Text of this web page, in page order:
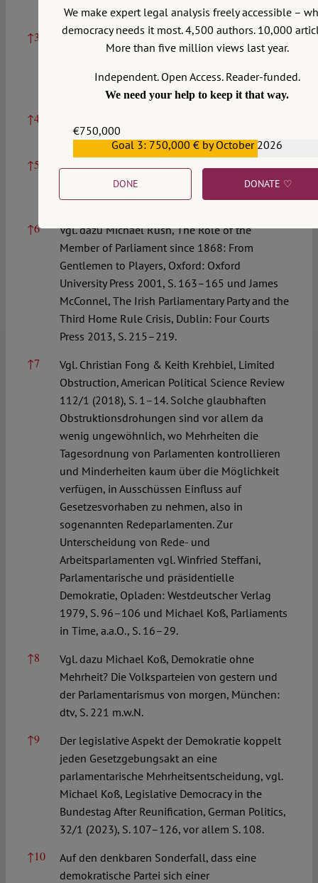
S. 515–31, hier S. 523.
↑3
Vgl. Joseph Bücker, Report on the Obstruction
of Parliamentary Proceedings’, Constitutional
and Parliamentary Information 158 (1989), S.
243–264, hier S. 244.
↑4
245.
↑5
Vgl. Steven Levitsky & Daniel Ziblatt, How
Democracies Die, New York: Crown 2018, S.
102–111.
↑6
Vgl. dazu Michael Rush, The Role of the
Member of Parliament since 1868: From
Gentlemen to Players, Oxford: Oxford
University Press 2001, S. 163–165 und James
McConnel, The Irish Parliamentary Party and the
Third Home Rule Crisis, Dublin: Four Courts
Press 2013, S. 215–219.
↑7
Vgl. Christian Fong & Keith Krehbiel, Limited
Obstruction, American Political Science Review
112/1 (2018), S. 1–14. Solche glaubhaften
Obstruktionsdrohungen sind vor allem da
wenig ungewöhnlich, wo Mehrheiten die
Tagesordnung von Parlamenten kontrollieren
und Minderheiten kaum über die Möglichkeit
verfügen, in Ausschüssen Einfluss auf
Gesetzesvorhaben zu nehmen, also in
sogenannten Redeparlamenten. Zur
Unterscheidung von Rede- und
Arbeitsparlamenten vgl. Winfried Steffani,
Parlamentarische und präsidentielle
Demokratie, Opladen: Westdeutscher Verlag
1979, S. 96–106 und Michael Koß, Parliaments
in Time, a.a.O., S. 16–29.
↑8
Vgl. dazu Michael Koß, Demokratie ohne
Mehrheit? Die Volksparteien von gestern und
der Parlamentarismus von morgen, München:
dtv, S. 221 m.w.N.
↑9
Der legislative Aspekt der Demokratie koppelt
jeden Gesetzgebungsakt an eine
parlamentarische Mehrheitsentscheidung, vgl.
Michael Koß, Legislative Democracy in the
Bundestag After Reunification, German Politics,
32/1 (2023), S. 107–126, vor allem S. 108.
↑10
Auf den denkbaren Sonderfall, dass eine
demokratische Partei sich einer
We make expert legal analysis freely accessible –
democracy needs it most. 4,500 authors. 10,000
More than five million views last year.
Independent. Open Access. Reader-funded.
We need your help to keep it that way.
€750,000
€559,159Goal 3: 750,000 € by October 2026
DONE DONATE ♡